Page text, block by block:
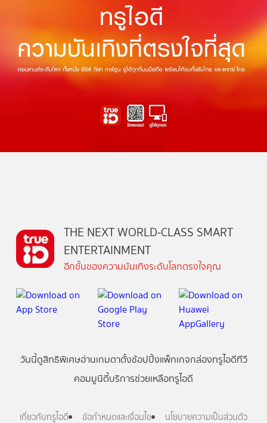
THE NEXT WORLD-CLASS SMART
ENTERTAINMENT
อีกขั้นของความบันเทิงระดับโลกตรงใจคุณ
วันนี้ดูสิทธิพิเศษอ่านเกมตาตั้งช้อปปิ้งแพ็กเกจกล่องทรูไอดีทีวี
คอมมูนิตี้บริการช่วยเหลือทรูไอดี
เกี่ยวกับทรูไอดี ข้อกำหนดและเงื่อนไข นโยบายความเป็นส่วนตัว